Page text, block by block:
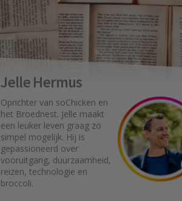
Jelle Hermus
Oprichter van soChicken en
het Broednest. Jelle maakt
een leuker leven graag zo
simpel mogelijk. Hij is
gepassioneerd over
vooruitgang, duurzaamheid,
reizen, technologie en
broccoli.